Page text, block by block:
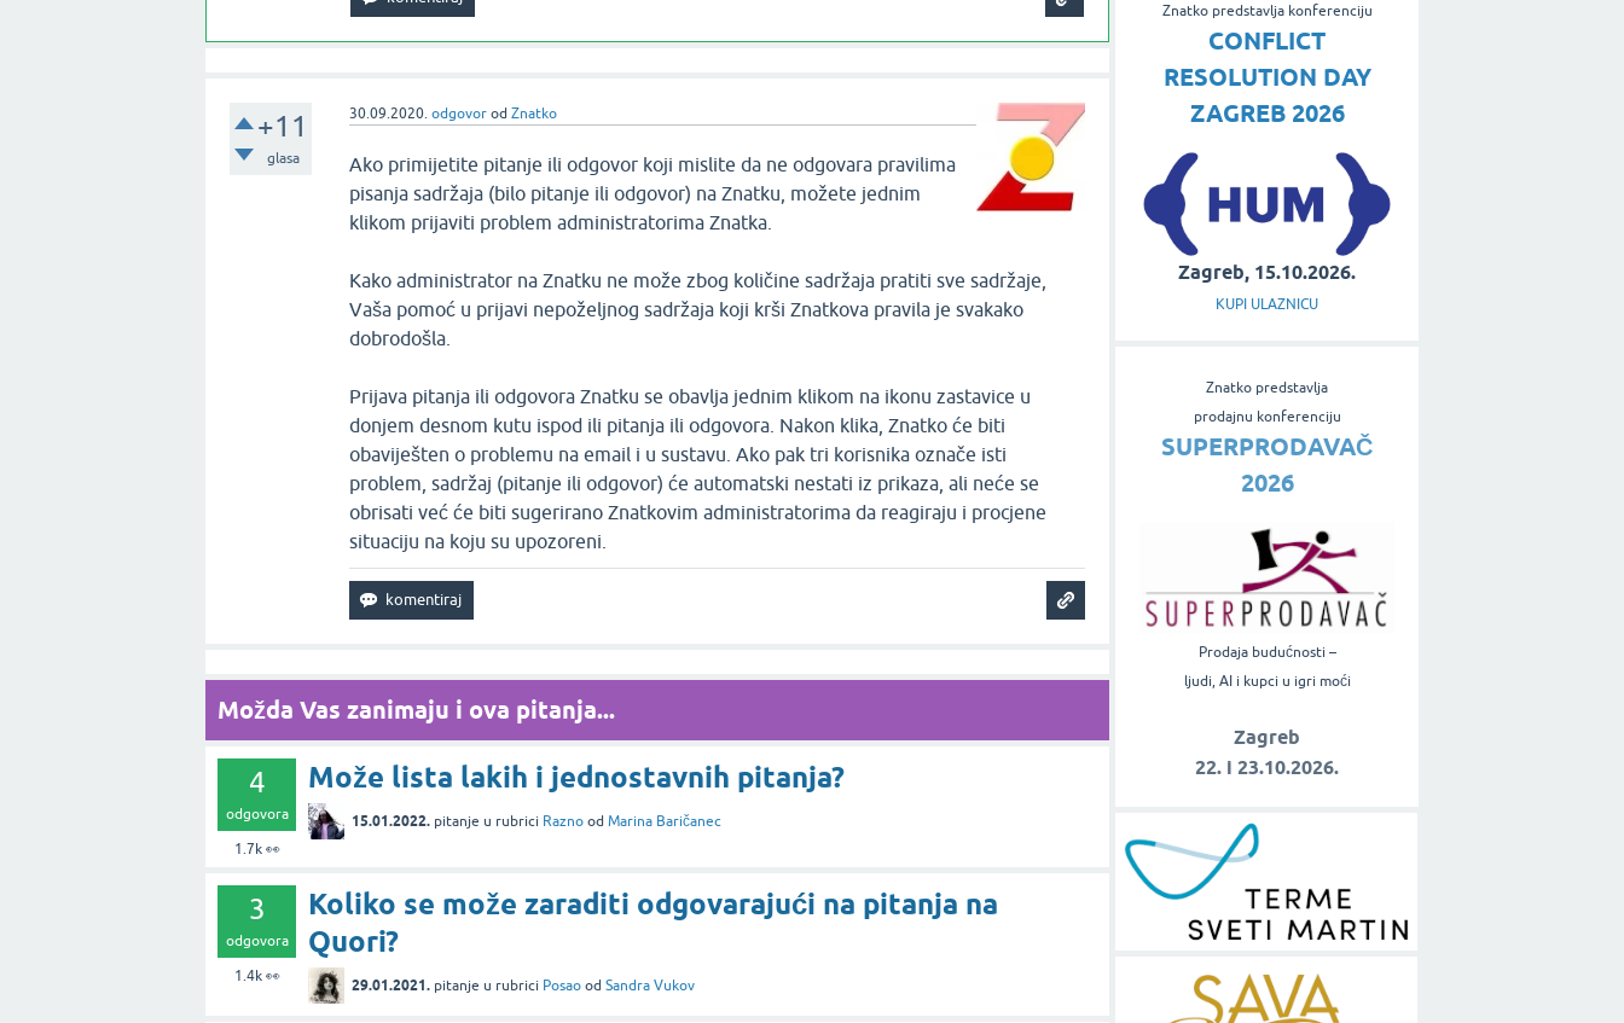
+11
glasa
30.09.2020. odgovor odZnatko
Ako primijetite pitanje ili odgovor koji mislite da ne odgovara pravilima
pisanja sadržaja (bilo pitanje ili odgovor) na Znatku, možete jednim
klikom prijaviti problem administratorima Znatka.
Kako administrator na Znatku ne može zbog količine sadržaja pratiti sve sadržaje,
Vaša pomoć u prijavi nepoželjnog sadržaja koji krši Znatkova pravila je svakako
dobrodošla.
Prijava pitanja ili odgovora Znatku se obavlja jednim klikom na ikonu zastavice u
donjem desnom kutu ispod ili pitanja ili odgovora. Nakon klika, Znatko će biti
obaviješten o problemu na email i u sustavu. Ako pak tri korisnika označe isti
problem, sadržaj (pitanje ili odgovor) će automatski nestati iz prikaza, ali neće se
obrisati već će biti sugerirano Znatkovim administratorima da reagiraju i procjene
situaciju na koju su upozoreni.
Možda Vas zanimaju i ova pitanja...
4
odgovora
1.7k👀
Može lista lakih i jednostavnih pitanja?
15.01.2022. pitanje u rubrici Razno od Marina Baričanec
3
odgovora
1.4k👀
Koliko se može zaraditi odgovarajući na pitanja na
Quori?
29.01.2021. pitanje u rubrici Posao od Sandra Vukov
Znatko predstavlja konferenciju
CONFLICT
RESOLUTION DAY
ZAGREB 2026
Zagreb, 15.10.2026.
KUPI ULAZNICU
Znatko predstavlja
prodajnu konferenciju
SUPERPRODAVAČ
2026
Prodaja budućnosti –
ljudi, AI i kupci u igri moći
Zagreb
22. i 23.10.2026.